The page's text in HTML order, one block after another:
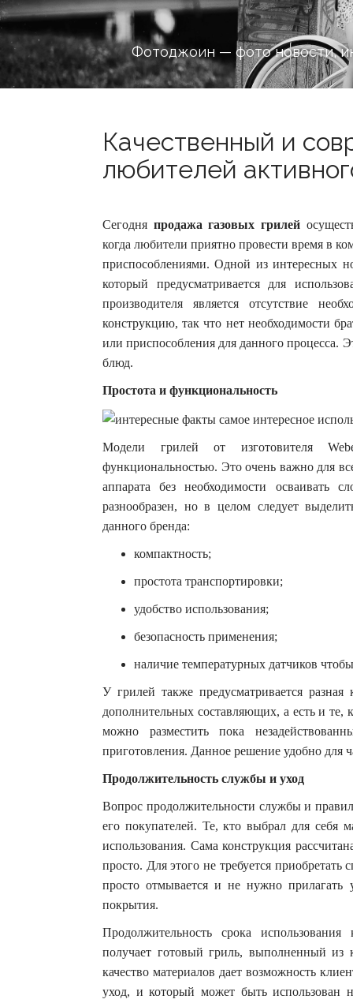
Фотоджоин — фото новости,
Качественный и
любителей
Сегодня продажа газовых грилей
когда любители приятно провести время в
приспособлениями.Одной из интересных
который предусматривается для
производителя является отсутствие
конструкцию, так что нет необходимости
или приспособления для данного процесса.
блюд.
Простота и функциональность
Модели грилей от изготовителя
функциональностью. Это очень важно для
аппарата без необходимости осваивать
разнообразен, но в целом следует
данного бренда:
компактность;
простота транспортировки;
удобство использования;
безопасность применения;
наличие температурных датчиков
У грилей также предусматривается
дополнительных составляющих, а есть и те,
можно разместить пока
приготовления. Данное решение удобно для
Продолжительность службы и уход
Вопрос продолжительности службы и
его покупателей. Те, кто выбрал для себя
использования. Сама конструкция
просто. Для этого не требуется
просто отмывается и не нужно прилагать
покрытия.
Продолжительность срока
получает готовый гриль, выполненный
качество материалов дает возможность
уход, и который может быть использован